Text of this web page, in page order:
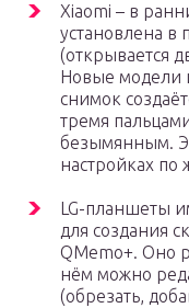
Xiaomi – в
установлена в
(открывается
Новые модели
снимок
тремя
безымянным.
настройках по
LG-планшеты
для создания
QMemo+. Оно
нём можно
(обрезать,